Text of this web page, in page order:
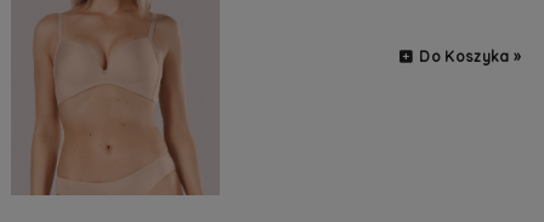
Do Koszyka »